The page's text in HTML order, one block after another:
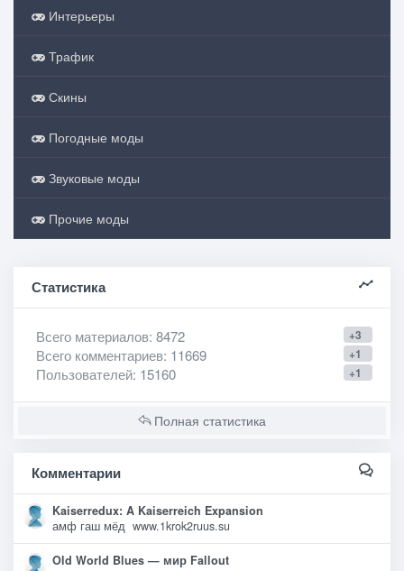
Интерьеры
Трафик
Скины
Погодные моды
Звуковые моды
Прочие моды
Статистика
+3
Всего материалов: 8472
+1
Всего комментариев: 11669
+1
Пользователей: 15160
Полная статистика
Комментарии
Kaiserredux: A Kaiserreich Expansion
амф гаш мёд www.1krok2ruus.su
Old World Blues — мир Fallout